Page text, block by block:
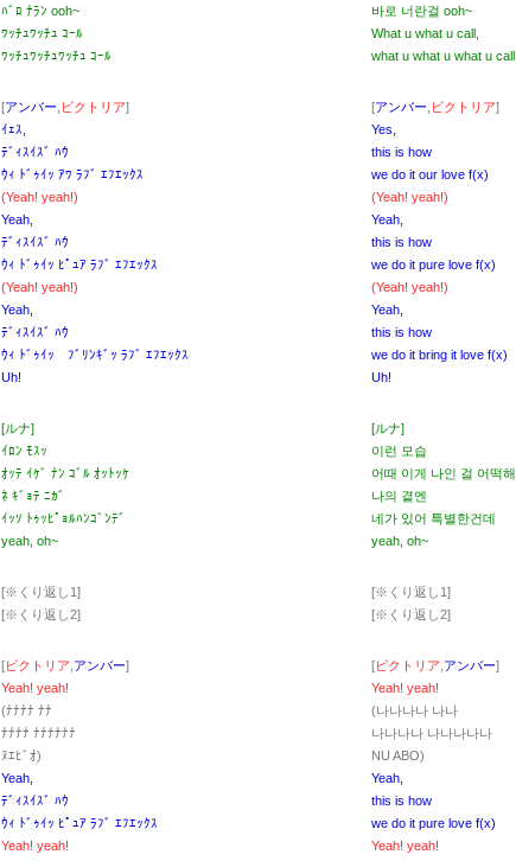
ﾊﾞﾛ ﾅﾗﾝ ooh~
ﾜｯﾁｭﾜｯﾁｭ ｺｰﾙ
ﾜｯﾁｭﾜｯﾁｭﾜｯﾁｭ ｺｰﾙ
[アンバー ビクトリア]
ｲｪｽ,
ﾃﾞｨｽｲｽﾞ ﾊｳ
ｳｨ ﾄﾞｩｲｯ ｱﾜ ﾗﾌﾞ ｴﾌｴｯｸｽ
(Yeah! yeah!)
Yeah,
ﾃﾞｨｽｲｽﾞ ﾊｳ
ｳｨ ﾄﾞｩｲｯ ﾋﾟｭｱ ﾗﾌﾞ ｴﾌｴｯｸｽ
(Yeah! yeah!)
Yeah,
ﾃﾞｨｽｲｽﾞ ﾊｳ
ｳｨ ﾄﾞｩｲｯ ﾌﾞﾘﾝｷﾞｯ ﾗﾌﾞ ｴﾌｴｯｸｽ
Uh!
[ルナ]
ｲﾛﾝ ﾓｽｯ
ｵｯﾃ ｲｹﾞ ﾅﾝ ｺﾞﾙ ｵｯﾄｯｹ
ﾈ ｷﾞｮﾃ ﾆｶﾞ
ｲｯｿ ﾄｩｯﾋﾟｮﾙﾊﾝｺﾞﾝﾃﾞ
yeah, oh~
[※くり返し1]
[※くり返し2]
[ビクトリア アンバー]
Yeah! yeah!
(ﾅﾅﾅﾅ ﾅﾅ
ﾅﾅﾅﾅ ﾅﾅﾅﾅﾅﾅ
ﾇｴﾋﾞｵ)
Yeah,
ﾃﾞｨｽｲｽﾞ ﾊｳ
ｳｨ ﾄﾞｩｲｯ ﾋﾟｭｱ ﾗﾌﾞ ｴﾌｴｯｸｽ
Yeah! yeah!
바로 너란걸 ooh~
What u what u call,
what u what u what u call
[アンバー ビクトリア]
Yes,
this is how
we do it our love f(x)
(Yeah! yeah!)
Yeah,
this is how
we do it pure love f(x)
(Yeah! yeah!)
Yeah,
this is how
we do it bring it love f(x)
Uh!
[ルナ]
이런 모습
어때 이게 나인 걸 어떡해
나의 곁엔
네가 있어 특별한건데
yeah, oh~
[※くり返し1]
[※くり返し2]
[ビクトリア アンバー]
Yeah! yeah!
(나나나나 나나
나나나나 나나나나나
NU ABO)
Yeah,
this is how
we do it pure love f(x)
Yeah! yeah!